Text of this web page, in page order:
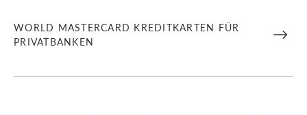
WORLD MASTERCARD KREDITKARTEN FÜR
PRIVATBANKEN